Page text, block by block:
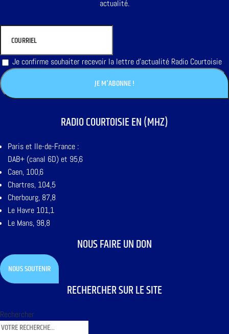
actualité.
Je confirme souhaiter recevoir la lettre d'actualité Radio Courtoisie
RADIO COURTOISIE EN (MHZ)
Paris et Ile-de-France :
DAB+ (canal 6D) et 95,6
Caen, 100,6
Chartres, 104,5
Cherbourg, 87,8
Le Havre 101,1
Le Mans, 98,8
NOUS FAIRE UN DON
NOUS SOUTENIR
RECHERCHER SUR LE SITE
Rechercher